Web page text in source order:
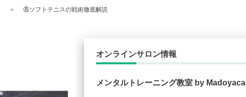
⑧ソフトテニスの戦術徹底解説
オンラインサロン情報
メンタルトレーニング教室 by Madoyaca